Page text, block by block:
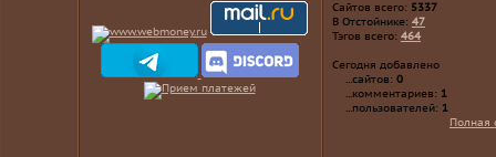
Сайтов всего: 5337
В Отстойнике: 47
Тэгов всего: 464
Сегодня добавлено
...сайтов: 0
...комментариев: 1
...пользователей: 1
Полная